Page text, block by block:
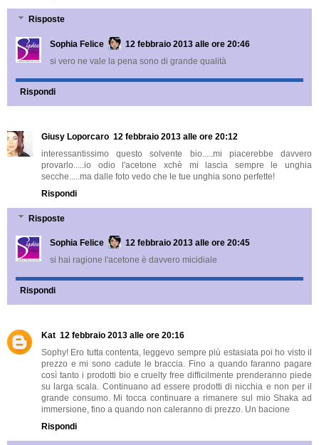
Risposte
Sophia Felice
12 febbraio 2013 alle ore 20:46
si vero ne vale la pena sono di grande qualità
Rispondi
Giusy Loporcaro 12 febbraio 2013 alle ore 20:12
interessantissimo questo solvente bio.....mi piacerebbe davvero
provarlo.....io odio l'acetone xchè mi lascia sempre le unghia
secche.....ma dalle foto vedo che le tue unghia sono perfette!
Rispondi
Risposte
Sophia Felice
12 febbraio 2013 alle ore 20:45
si hai ragione l'acetone è davvero micidiale
Rispondi
Kat 12 febbraio 2013 alle ore 20:16
Sophy! Ero tutta contenta, leggevo sempre più estasiata poi ho visto il
prezzo e mi sono cadute le braccia. Fino a quando faranno pagare
così tanto i prodotti bio e cruelty free difficilmente prenderanno piede
su larga scala. Continuano ad essere prodotti di nicchia e non per il
grande consumo. Mi tocca continuare a rimanere sul mio Shaka ad
immersione, fino a quando non caleranno di prezzo. Un bacione
Rispondi